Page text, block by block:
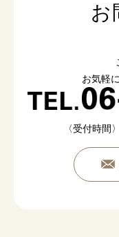
お
お気軽
〈受付時間